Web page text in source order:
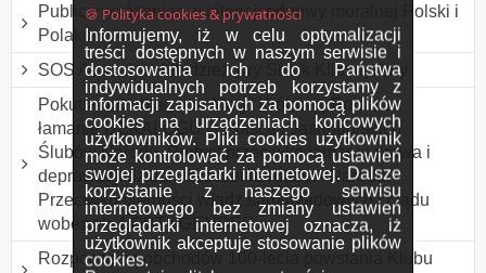
🍪 Polityka cookies & prywatności
Informujemy, iż w celu optymalizacji
treści dostępnych w naszym serwisie i
dostosowania ich do Państwa
indywidualnych potrzeb korzystamy z
informacji zapisanych za pomocą plików
cookies na urządzeniach końcowych
użytkowników. Pliki cookies użytkownik
może kontrolować za pomocą ustawień
swojej przeglądarki internetowej. Dalsze
korzystanie z naszego serwisu
internetowego bez zmiany ustawień
przeglądarki internetowej oznacza, iż
użytkownik akceptuje stosowanie plików
cookies.
Publiczny różaniec w intencji odnowy moralnej Polski i
Polaków
SOS Australia - Młodzieżowy Strajk Klimatyczny
Pokutne przebłaganie Maryi Królowej Polski za
łamanie DEKALOGU w Polsce i Jasnogórskich
Ślubów Narodu. Protest przeciwko łamaniu prawa i
deprawacji dzieci, niszczenie rodzin i Narodu.
Przeciwko bierności władz samorządowych i rządu
wobec zła LGBT i GENDER
Rozpoczęcie obchodów 100-lecia powstania Klubu